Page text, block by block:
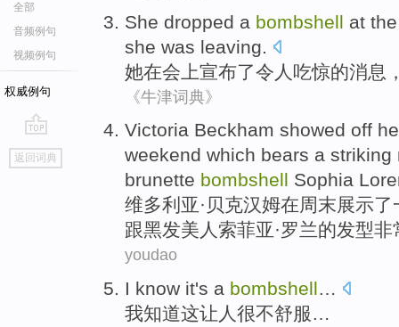
全部
音频例句
视频例句
权威例句
go
top
返回词典
She dropped a bombshell at
she was leaving
她在会上宣布了令人吃惊的消息
《牛津词典》
Victoria Beckham showed off
weekend which bears a striking
brunette bombshell Sophia
维多利亚· 贝克汉姆在周末展示了
跟黑发美人索菲亚·罗兰的发型非
youdao
I know it's a bombshell…
我知道这让人 很不舒服…